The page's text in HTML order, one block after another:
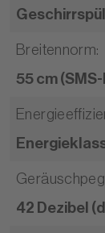
Breitennorm:
55 cm
42 Dezibel